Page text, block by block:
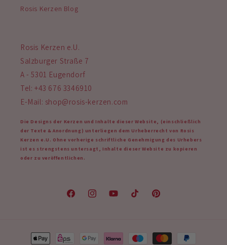
Rosis Kerzen Blog
Rosis Kerzen e.U.
Salzburger Straße 7
A - 5301 Eugendorf
Tel: +43 676 3346910
E-Mail: shop@rosis-kerzen.com
Die Designs der Kerzen und Inhalte dieser Website, (einschließlich
der Texte & Anordnung) unterliegen dem Urheberrecht von Rosis
Kerzen e.U. Ohne vorherige schriftliche Genehmigung des Urhebers
ist es strengstens untersagt, Inhalte dieser Website zu kopieren
oder zu veröffentlichen.
FacebookInstagramYouTubeTikTok Pinterest
Zahlungsmethoden